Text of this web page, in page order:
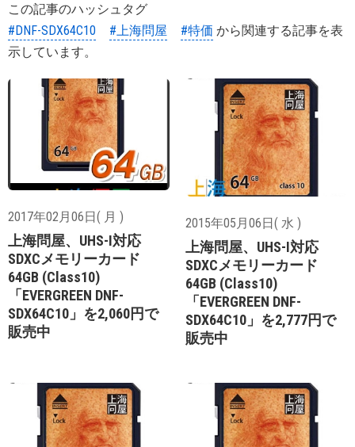
この記事のハッシュタグ
#DNF-SDX64C10
#上海問屋 #特価 から関連する記事を表
示しています。
2017年02月06日( 月 )
上海問屋、UHS-I対応
SDXCメモリーカード
64GB (Class10)
「EVERGREEN DNF-
SDX64C10」を2,060円で
販売中
2015年05月06日( 水 )
上海問屋、UHS-I対応
SDXCメモリーカード
64GB (Class10)
「EVERGREEN DNF-
SDX64C10」を2,777円で
販売中